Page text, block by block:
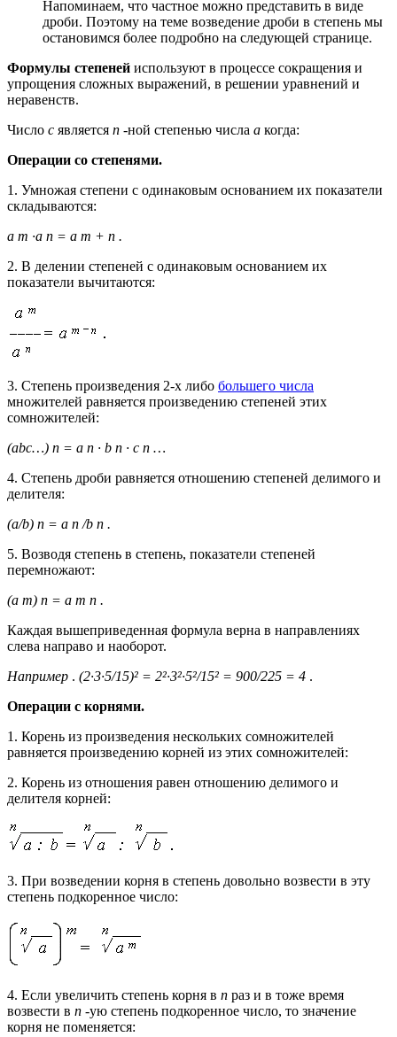
Напоминаем, что частное можно представить в виде
дроби. Поэтому на теме возведение дроби в степень мы
остановимся более подробно на следующей странице.
Формулы степеней используют в процессе сокращения и
упрощения сложных выражений, в решении уравнений и
неравенств.
Число c является n -ной степенью числа a когда:
Операции со степенями.
1. Умножая степени с одинаковым основанием их показатели
складываются:
a m ·a n = a m + n .
2. В делении степеней с одинаковым основанием их
показатели вычитаются:
3. Степень произведения 2-х либо большего числа
множителей равняется произведению степеней этих
сомножителей:
(abc…) n = a n · b n · c n …
4. Степень дроби равняется отношению степеней делимого и
делителя:
(a/b) n = a n /b n .
5. Возводя степень в степень, показатели степеней
перемножают:
(a m) n = a m n .
Каждая вышеприведенная формула верна в направлениях
слева направо и наоборот.
Например . (2·3·5/15)² = 2²·3²·5²/15² = 900/225 = 4 .
Операции с корнями.
1. Корень из произведения нескольких сомножителей
равняется произведению корней из этих сомножителей:
2. Корень из отношения равен отношению делимого и
делителя корней:
3. При возведении корня в степень довольно возвести в эту
степень подкоренное число:
4. Если увеличить степень корня в n раз и в тоже время
возвести в n -ую степень подкоренное число, то значение
корня не поменяется: